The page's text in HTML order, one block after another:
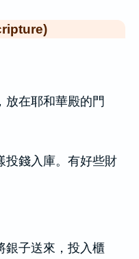
放在耶和華殿的門
投錢入庫。有好些財
銀子送來，投入櫃